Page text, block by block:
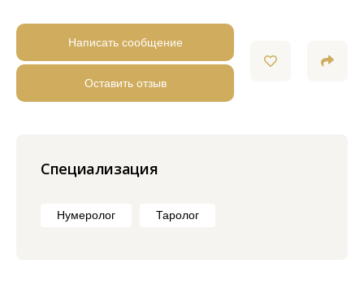
Написать сообщение
Оставить отзыв
Специализация
Нумеролог Таролог